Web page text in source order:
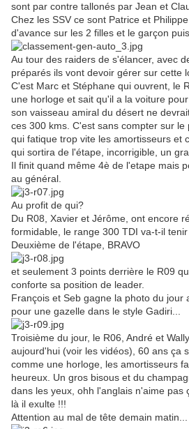
sont par contre tallonés par Jean et
Chez les SSV ce sont Patrice et
d'avance sur les 2 filles et le garçon
Au tour des raiders de s'élancer, avec
préparés ils vont devoir gérer sur cette
C'est Marc et Stéphane qui ouvrent, le
une horloge et sait qu'il a la voiture
son vaisseau amiral du désert ne
ces 300 kms. C'est sans compter sur
qui fatique trop vite les amortisseurs et
qui sortira de l'étape, incorrigible, un
Il finit quand même 4è de l'etape mais
au général.
Au profit de qui?
Du R08, Xavier et Jérôme, ont encore
formidable, le range 300 TDI va-t-il
Deuxième de l'étape, BRAVO
et seulement 3 points derrière le R09
conforte sa position de leader.
François et Seb gagne la photo du jour
pour une gazelle dans le style Gadiri...
Troisième du jour, le R06, André et
aujourd'hui (voir les vidéos), 60 ans ça
comme une horloge, les amortisseurs
heureux. Un gros bisous et du
dans les yeux, ohh l'anglais n'aime pas
là il exulte !!!
Attention au mal de tête demain matin...